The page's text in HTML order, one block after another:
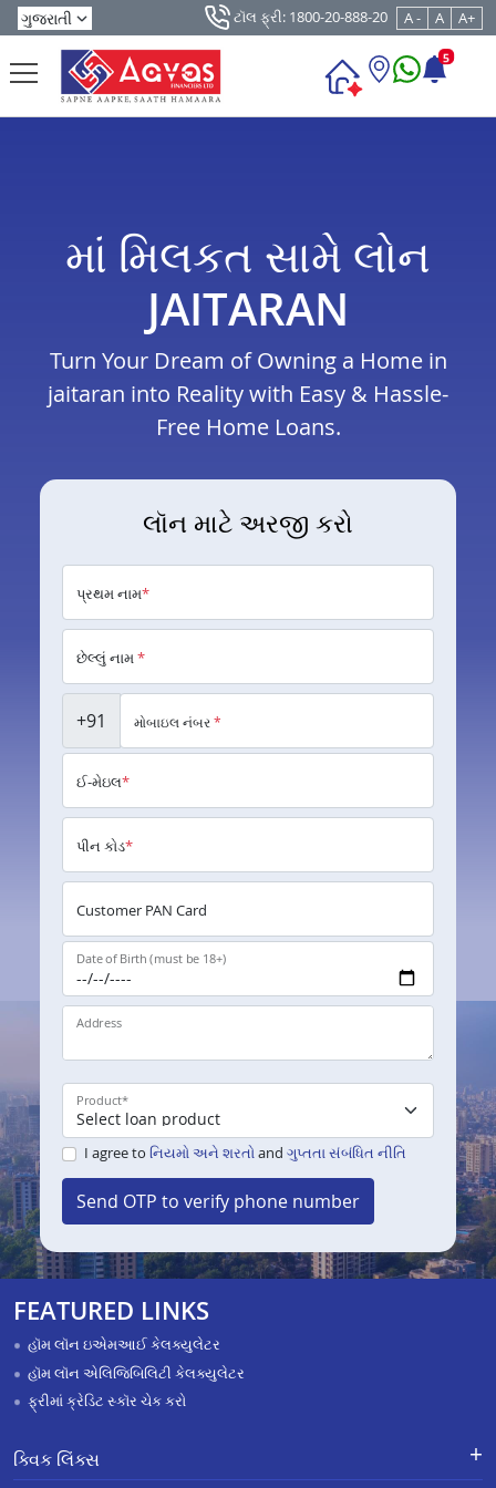
ટૉલ ફ્રી: 1800-20-888-20 A - A A+
5
માં મિલકત સામે લોન
JAITARAN
Turn Your Dream of Owning a Home in
jaitaran into Reality with Easy & Hassle-
Free Home Loans.
લૉન માટે અરજી કરો
પ્રથમ નામ*
છેલ્લું નામ*
+91 મોબાઇલ નંબર*
ઈ-મેઇલ*
પીન કોડ*
Customer PAN Card
Date of Birth (must be 18+)
Address
Product*
I agree to નિયમો અને શરતોand ગુપ્તતા સંબંધિત નીતિ
Send OTP to verify phone number
FEATURED LINKS
હૉમ લૉન ઇએમઆઈ કેલક્યુલેટર
હૉમ લૉન એલિજિબિલિટી કેલક્યુલેટર
ફ્રીમાં ક્રેડિટ સ્કૉર ચેક કરો
ક્વિક લિંક્સ